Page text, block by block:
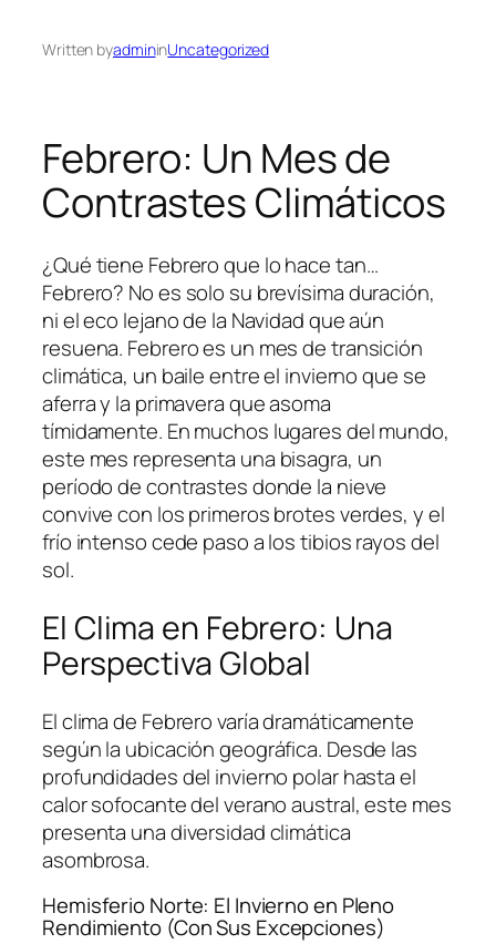
Written byadmininUncategorized
Febrero: Un Mes de
Contrastes Climáticos
¿Qué tiene Febrero que lo hace tan…
Febrero? No es solo su brevísima duración,
ni el eco lejano de la Navidad que aún
resuena. Febrero es un mes de transición
climática, un baile entre el invierno que se
aferra y la primavera que asoma
tímidamente. En muchos lugares del mundo,
este mes representa una bisagra, un
período de contrastes donde la nieve
convive con los primeros brotes verdes, y el
frío intenso cede paso a los tibios rayos del
sol.
El Clima en Febrero: Una
Perspectiva Global
El clima de Febrero varía dramáticamente
según la ubicación geográfica. Desde las
profundidades del invierno polar hasta el
calor sofocante del verano austral, este mes
presenta una diversidad climática
asombrosa.
Hemisferio Norte: El Invierno en Pleno
Rendimiento (Con Sus Excepciones)